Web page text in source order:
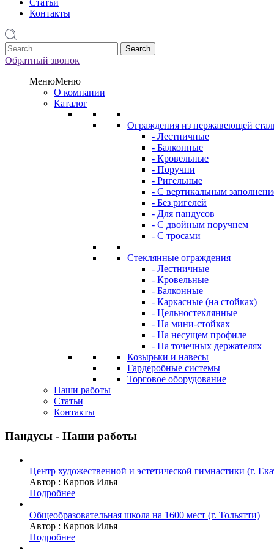
Контакты
1
Обратный звонок
МенюМеню
О компании
Каталог
Ограждения из нержавеющей
- Лестничные
- Балконные
- Кровельные
- Поручни
- Ригельные
- С вертикальным
- Без ригелей
- Для пандусов
- С двойным поручнем
- С тросами
Стеклянные ограждения
- Лестничные
- Кровельные
- Балконные
- Каркасные (на стойках)
- Цельностеклянные
- На мини-стойках
- На несущем профиле
- На точечных держателях
Козырьки и навесы
Гардеробные системы
Торговое оборудование
Наши работы
Статьи
Контакты
Пандусы - Наши работы
Центр художественной и эстетической гимнастики (г.
Автор : Карпов Илья
Подробнее
Общеобразовательная школа на 1600 мест (г. Тольятти)
Автор : Карпов Илья
Подробнее